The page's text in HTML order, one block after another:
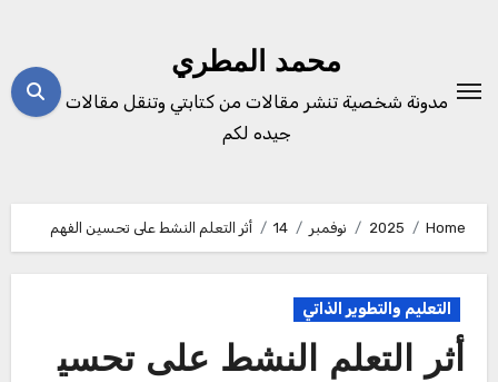
محمد المطري
مدونة شخصية تنشر مقالات من كتابتي وتنقل مقالات
جيده لكم
Home
2025 نوفمبر 14 أثر التعلم النشط على تحسين الفهم
التعليم والتطوير الذاتي
أثر التعلم النشط على تحسي